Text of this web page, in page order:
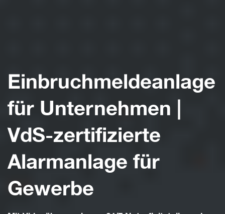
Einbruchmeldeanlage
für Unternehmen |
VdS-zertifizierte
Alarmanlage für
Gewerbe